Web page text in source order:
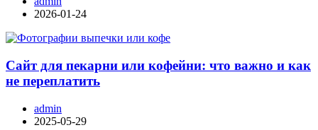
2026-01-24
Сайт для пекарни или кофейни: что важно и как
не переплатить
admin
2025-05-29